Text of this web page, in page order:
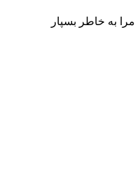
مرا به خاطر بسپار